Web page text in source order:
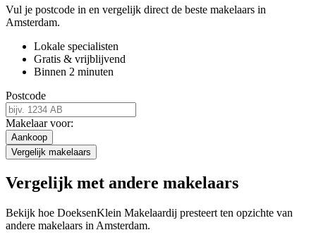
Vul je postcode in en vergelijk direct de beste makelaars in
Amsterdam.
Lokale specialisten
Gratis & vrijblijvend
Binnen 2 minuten
Postcode
Makelaar voor:
Aankoop
Vergelijk makelaars
Vergelijk met andere makelaars
Bekijk hoe DoeksenKlein Makelaardij presteert ten opzichte van
andere makelaars in Amsterdam.